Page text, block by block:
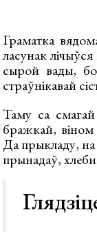
Граматка
ласунак
сырой вады,
страўнікавай
Таму са смагай
бражкай, віном
Да прыкладу, на
прынадаў,